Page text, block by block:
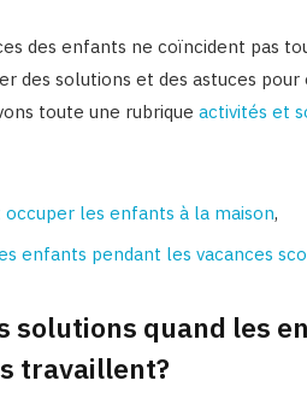
des enfants ne coïncident pas
des solutions et des astuces
toute une rubrique activités et
les enfants à la maison,
enfants pendant les vacances
solutions quand les
travaillent?